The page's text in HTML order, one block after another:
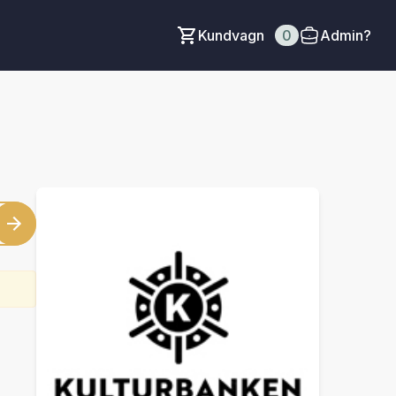
Kundvagn 0 Admin?